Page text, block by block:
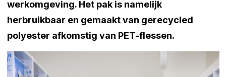
werkomgeving. Het pak is namelijk
herbruikbaar en gemaakt van gerecycled
polyester afkomstig van PET-flessen.